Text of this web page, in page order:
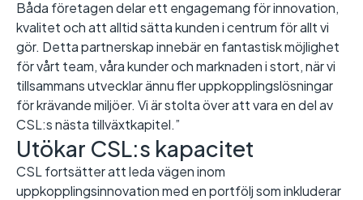
Båda företagen delar ett engagemang för innovation,
kvalitet och att alltid sätta kunden i centrum för allt vi
gör. Detta partnerskap innebär en fantastisk möjlighet
för vårt team, våra kunder och marknaden i stort, när vi
tillsammans utvecklar ännu fler uppkopplingslösningar
för krävande miljöer. Vi är stolta över att vara en del av
CSL:s nästa tillväxtkapitel.”
Utökar CSL:s kapacitet
CSL fortsätter att leda vägen inom
uppkopplingsinnovation med en portfölj som inkluderar